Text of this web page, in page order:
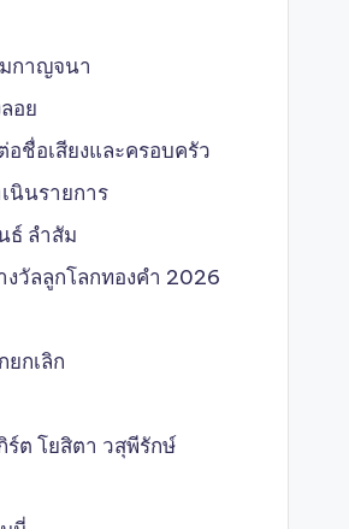
กาญจนา
อย
อชื่อเสียงและครอบครัว
นินรายการ
ลำสัม
งวัลลูกโลกทองคำ 2026
ยกเลิก
ร์ต โยสิตา วสุพีรักษ์